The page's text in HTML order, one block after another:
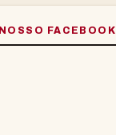
NOSSO FACEBOOK